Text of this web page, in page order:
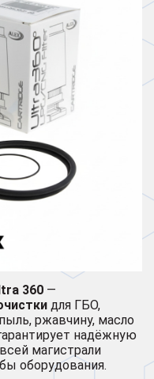
360 —
для ГБО,
ржавчину, масло
надёжную
магистрали
оборудования.